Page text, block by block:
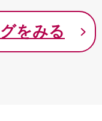
をみる